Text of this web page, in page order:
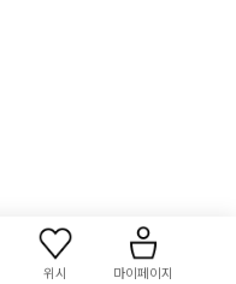
위시 마이페이지